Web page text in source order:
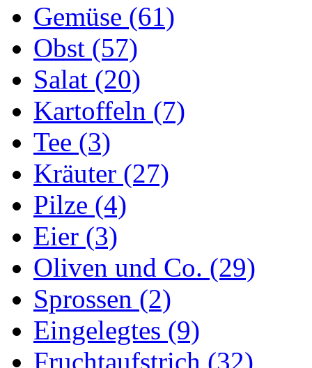
Gemüse (61)
Obst (57)
Salat (20)
Kartoffeln (7)
Tee (3)
Kräuter (27)
Pilze (4)
Eier (3)
Oliven und Co. (29)
Sprossen (2)
Eingelegtes (9)
Fruchtaufstrich (32)